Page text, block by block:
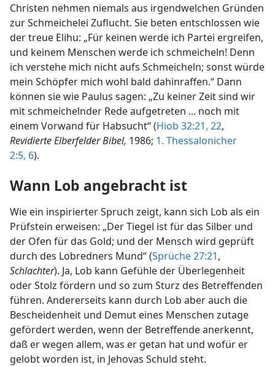
Christen nehmen niemals aus irgendwelchen Gründen
zur Schmeichelei Zuflucht. Sie beten entschlossen wie
der treue Elihu: „Für keinen werde ich Partei ergreifen,
und keinem Menschen werde ich schmeicheln! Denn
ich verstehe mich nicht aufs Schmeicheln; sonst würde
mein Schöpfer mich wohl bald dahinraffen.“ Dann
können sie wie Paulus sagen: „Zu keiner Zeit sind wir
mit schmeichelnder Rede aufgetreten ... noch mit
einem Vorwand für Habsucht“ (Hiob 32:21, 22,
Revidierte Elberfelder Bibel, 1986; 1. Thessalonicher
2:5, 6).
Wann Lob angebracht ist
Wie ein inspirierter Spruch zeigt, kann sich Lob als ein
Prüfstein erweisen: „Der Tiegel ist für das Silber und
der Ofen für das Gold; und der Mensch wird geprüft
durch des Lobredners Mund“ (Sprüche 27:21,
Schlachter). Ja, Lob kann Gefühle der Überlegenheit
oder Stolz fördern und so zum Sturz des Betreffenden
führen. Andererseits kann durch Lob aber auch die
Bescheidenheit und Demut eines Menschen zutage
gefördert werden, wenn der Betreffende anerkennt,
daß er wegen allem, was er getan hat und wofür er
gelobt worden ist, in Jehovas Schuld steht.